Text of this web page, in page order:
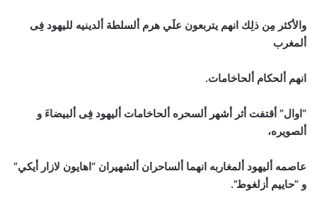
والأكثر مِن ذلِك انهم يتربعون علَي هرم ألسلطة ألدينيه لليهود فِى
ألمغرب
انهم ألحكام ألحاخامات.
“اوال” أقتفت أثر أشهر ألسحره ألحاخامات أليهود فِى ألبيضاءَ و
ألصويره،
عاصمه أليهود ألمغاربه انهما ألساحران ألشهيران “اهايون لازار أيكي”
و ”حاييم أزلغوط”.